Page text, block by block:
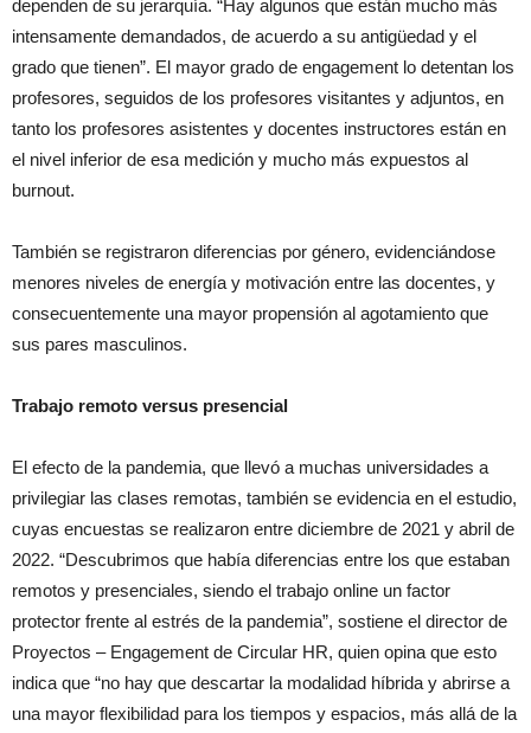
dependen de su jerarquía. “Hay algunos que están mucho más
intensamente demandados, de acuerdo a su antigüedad y el
grado que tienen”. El mayor grado de engagement lo detentan los
profesores, seguidos de los profesores visitantes y adjuntos, en
tanto los profesores asistentes y docentes instructores están en
el nivel inferior de esa medición y mucho más expuestos al
burnout.
También se registraron diferencias por género, evidenciándose
menores niveles de energía y motivación entre las docentes, y
consecuentemente una mayor propensión al agotamiento que
sus pares masculinos.
Trabajo remoto versus presencial
El efecto de la pandemia, que llevó a muchas universidades a
privilegiar las clases remotas, también se evidencia en el estudio,
cuyas encuestas se realizaron entre diciembre de 2021 y abril de
2022. “Descubrimos que había diferencias entre los que estaban
remotos y presenciales, siendo el trabajo online un factor
protector frente al estrés de la pandemia”, sostiene el director de
Proyectos – Engagement de Circular HR, quien opina que esto
indica que “no hay que descartar la modalidad híbrida y abrirse a
una mayor flexibilidad para los tiempos y espacios, más allá de la